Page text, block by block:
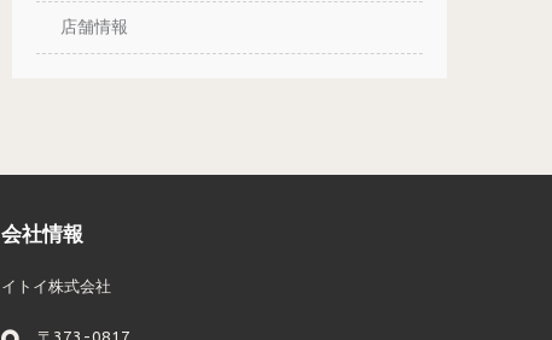
店舗情報
会社情報
イトイ株式会社